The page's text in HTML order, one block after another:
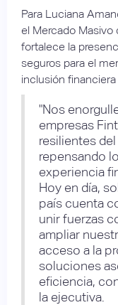
Para Luciana
el Mercado Masivo
fortalece la
seguros para el
inclusión
"Nos
empresas
resilientes
repensando
experiencia
Hoy en día,
país cuenta
unir fuerzas
ampliar
acceso a la
soluciones
eficiencia,
la ejecutiva.